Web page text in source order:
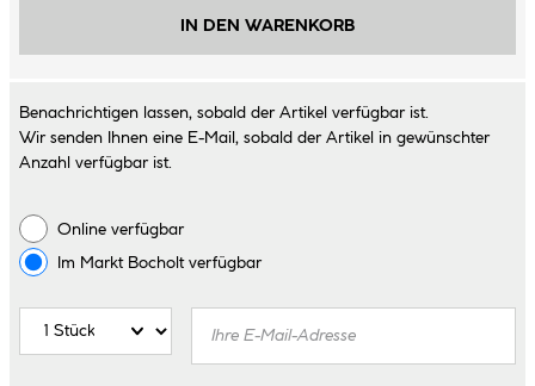
IN DEN WARENKORB
Benachrichtigen lassen, sobald der Artikel verfügbar ist.
Wir senden Ihnen eine E-Mail, sobald der Artikel in gewünschter
Anzahl verfügbar ist.
Online verfügbar
Im Markt Bocholtverfügbar